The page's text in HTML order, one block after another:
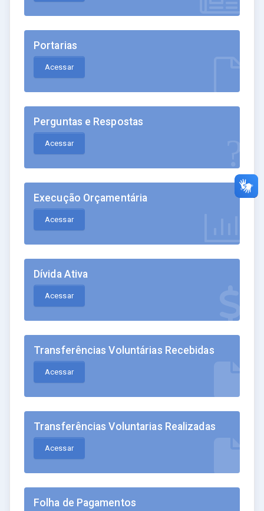
Portarias
Acessar
Perguntas e Respostas
Acessar
Execução Orçamentária
Acessar
Dívida Ativa
Acessar
Transferências Voluntárias Recebidas
Acessar
Transferências Voluntarias Realizadas
Acessar
Folha de Pagamentos